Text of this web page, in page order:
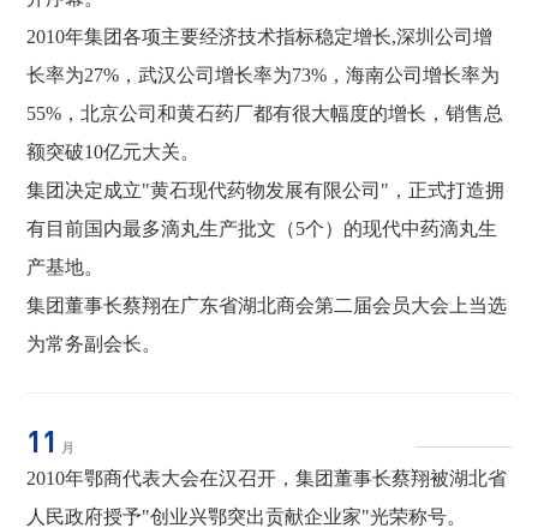
2010年集团各项主要经济技术指标稳定增长,深圳公司增
长率为27%，武汉公司增长率为73%，海南公司增长率为
55%，北京公司和黄石药厂都有很大幅度的增长，销售总
额突破10亿元大关。
集团决定成立"黄石现代药物发展有限公司"，正式打造拥
有目前国内最多滴丸生产批文（5个）的现代中药滴丸生
产基地。
集团董事长蔡翔在广东省湖北商会第二届会员大会上当选
为常务副会长。
11 月
2010年鄂商代表大会在汉召开，集团董事长蔡翔被湖北省
人民政府授予"创业兴鄂突出贡献企业家"光荣称号。